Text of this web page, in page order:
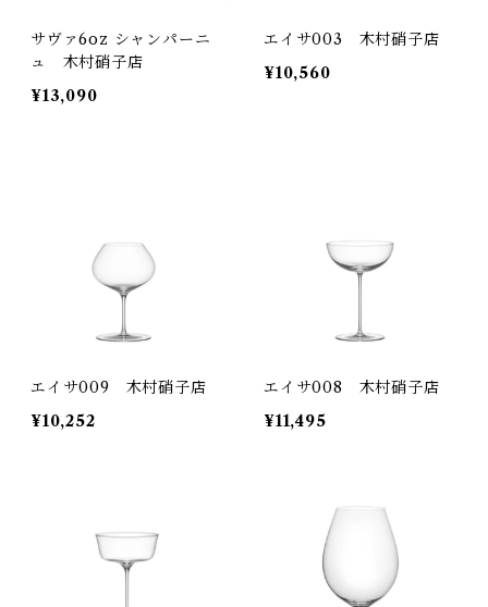
サヴァ6oz シャンパーニ
ュ 木村硝子店
¥13,090
エイサ003 木村硝子店
¥10,560
エイサ009 木村硝子店
¥10,252
エイサ008 木村硝子店
¥11,495